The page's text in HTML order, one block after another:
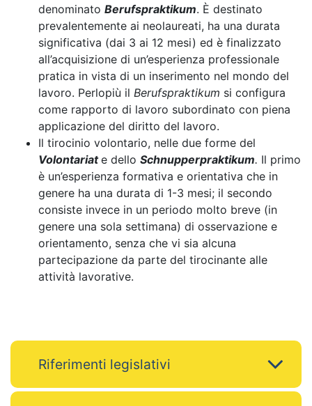
denominato Berufspraktikum. È destinato
prevalentemente ai neolaureati, ha una durata
significativa (dai 3 ai 12 mesi) ed è finalizzato
all’acquisizione di un’esperienza professionale
pratica in vista di un inserimento nel mondo del
lavoro. Perlopiù il Berufspraktikum si configura
come rapporto di lavoro subordinato con piena
applicazione del diritto del lavoro.
Il tirocinio volontario, nelle due forme del
Volontariat e dello Schnupperpraktikum. Il primo
è un’esperienza formativa e orientativa che in
genere ha una durata di 1-3 mesi; il secondo
consiste invece in un periodo molto breve (in
genere una sola settimana) di osservazione e
orientamento, senza che vi sia alcuna
partecipazione da parte del tirocinante alle
attività lavorative.
Riferimenti legislativi